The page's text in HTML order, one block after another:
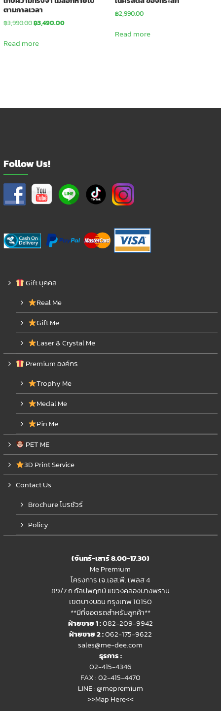
ตามกาลเวลา
฿3,990.00Original
was:
฿3,490.00Current
Read more
฿2,990.00
Read more
Follow Us!
Gift บุคคล
Real Me
Gift Me
Laser & Crystal Me
Premium องค์กร
Trophy Me
Medal Me
Pin Me
PET ME
3D Print Service
Contact Us
Brochure โบรชัวร์
Policy
(จันทร์-เสาร์ 8.00-17.30)
Me Premium
โครงการ เจ.เอส.พี. เพลส 4
89/7 ถ.กัลปพฤกษ์ แขวงคลองบางพราน
เขตบางบอน กรุงเทพ 10150
**มีที่จอดรถสำหรับลูกค้า**
ฝ่ายขาย 1 :082-209-9942
ฝ่ายขาย 2 :062-175-9622
sales@me-dee.com
ธุรการ :
02-415-4346
FAX : 02-415-4470
LINE :@mepremium
>>Map Here<<